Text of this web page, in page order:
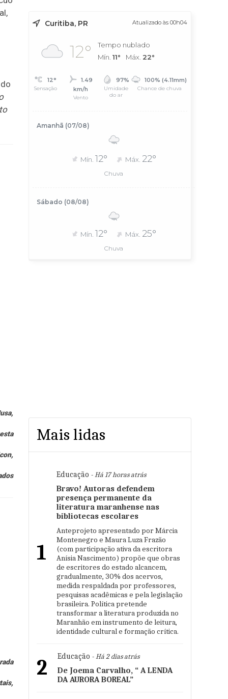
Curitiba, PR Atualizado às 00h04
12°
Tempo nublado
Mín. 11° Máx. 22°
12°
Sensação
1.49
km/h
Vento
97%
Umidade
do ar
100% (4.11mm)
Chance de chuva
Amanhã (07/08)
Mín. 12° Máx. 22°
Chuva
Sábado (08/08)
Mín. 12° Máx. 25°
Chuva
Mais lidas
1
Educação - Há 17 horas atrás
Bravo! Autoras defendem
presença permanente da
literatura maranhense nas
bibliotecas escolares
Anteprojeto apresentado por Márcia
Montenegro e Maura Luza Frazão
(com participação ativa da escritora
Anísia Nascimento) propõe que obras
de escritores do estado alcancem,
gradualmente, 30% dos acervos,
medida respaldada por professores,
pesquisas acadêmicas e pela legislação
brasileira. Política pretende
transformar a literatura produzida no
Maranhão em instrumento de leitura,
identidade cultural e formação crítica.
2 Educação - Há 2 dias atrás
De Joema Carvalho, “ A LENDA
DA AURORA BOREAL”